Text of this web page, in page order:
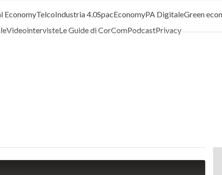
EconomyTelcoIndustria 4.0SpacEconomyPA DigitaleGreen
VideointervisteLe Guide di CorComPodcastPrivacy